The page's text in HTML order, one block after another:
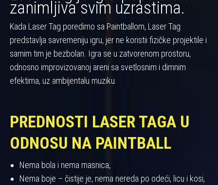
zanimljiva svim uzrastima.
Kada Laser Tag poredimo sa Paintballom, Laser Tag
predstavlja savremeniju igru, jer ne koristii fizičke projektile i
samim tim je bezbolan. Igra se u zatvorenom prostoru,
odnosno improvizovanoj areni sa svetlosnim i dimnim
efektima, uz ambijentalu muziku.
PREDNOSTI LASER TAGA U
ODNOSU NA PAINTBALL
Nema bola i nema masnica,
Nema boje – čistije je, nema nereda po odeći, licu i kosi,